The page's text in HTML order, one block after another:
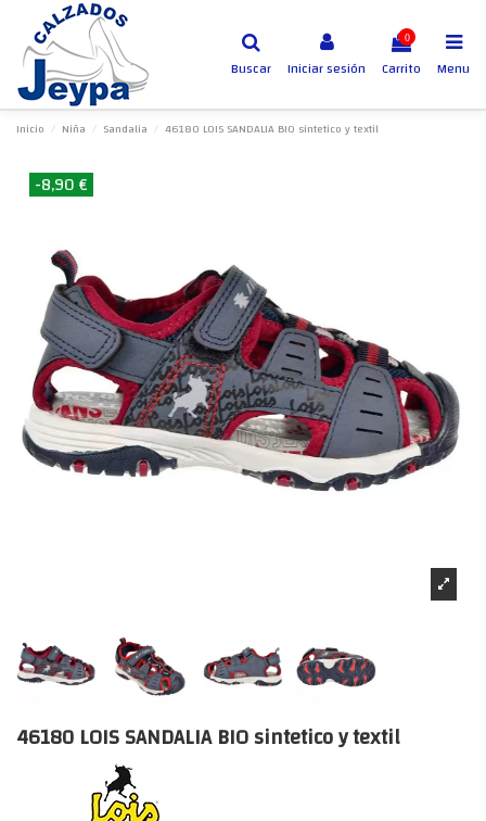
Buscar Iniciar sesión
0
Carrito Menu
Inicio Niña Sandalia 46180 LOIS SANDALIA BIO sintetico y textil
-8,90 €
46180 LOIS SANDALIA BIO sintetico y textil